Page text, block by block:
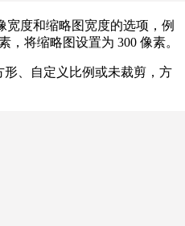
宽度和缩略图宽度的选项，例
，将缩略图设置为 300 像素。
、自定义比例或未裁剪，方